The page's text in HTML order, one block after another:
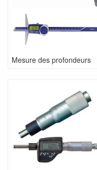
Mesure des profondeurs